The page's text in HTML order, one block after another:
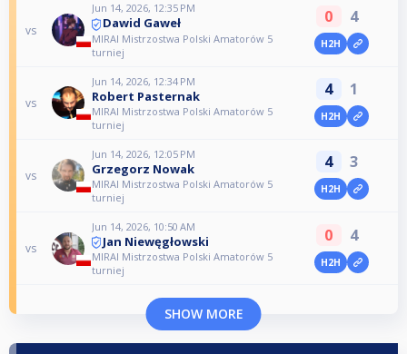
vs
Jun 14, 2026, 12:35 PM
Dawid Gaweł
MIRAI Mistrzostwa Polski Amatorów 5
turniej
0 4
H2H
vs
Jun 14, 2026, 12:34 PM
Robert Pasternak
MIRAI Mistrzostwa Polski Amatorów 5
turniej
4 1
H2H
vs
Jun 14, 2026, 12:05 PM
Grzegorz Nowak
MIRAI Mistrzostwa Polski Amatorów 5
turniej
4 3
H2H
vs
Jun 14, 2026, 10:50 AM
Jan Niewęgłowski
MIRAI Mistrzostwa Polski Amatorów 5
turniej
0 4
H2H
SHOW MORE